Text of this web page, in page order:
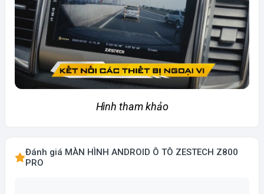
Hình tham khảo
Đánh giá MÀN HÌNH ANDROID Ô TÔ ZESTECH Z800
PRO